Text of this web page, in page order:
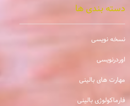
دسته بندی ها
نسخه نویسی
اوردرنویسی
مهارت های بالینی
فارماکولوژی بالینی